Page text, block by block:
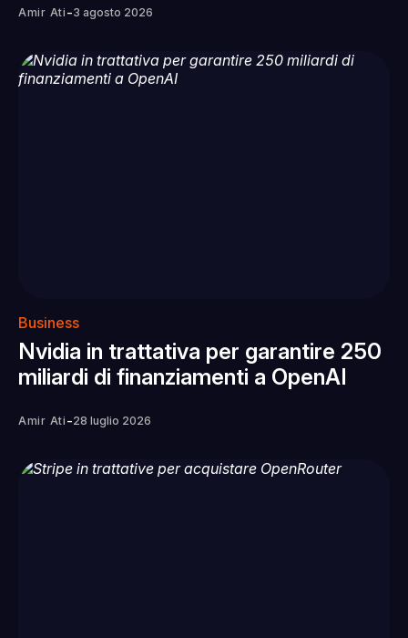
Amir Ati -3 agosto 2026
Business
Nvidia in trattativa per garantire 250
miliardi di finanziamenti a OpenAI
Amir Ati -28 luglio 2026